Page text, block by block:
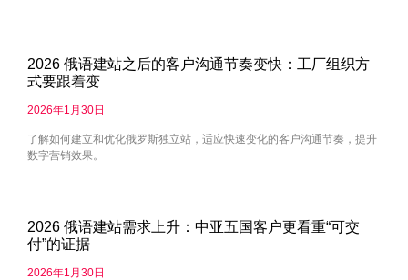
2026 俄语建站之后的客户沟通节奏变快：工厂组织方
式要跟着变
2026年1月30日
了解如何建立和优化俄罗斯独立站，适应快速变化的客户沟通节奏，提升
数字营销效果。
2026 俄语建站需求上升：中亚五国客户更看重“可交
付”的证据
2026年1月30日